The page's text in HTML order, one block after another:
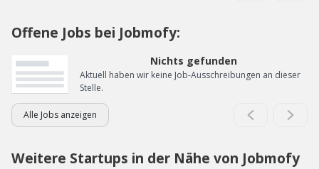
Offene Jobs bei Jobmofy:
Nichts gefunden
Aktuell haben wir keine Job-Ausschreibungen an dieser
Stelle.
Alle Jobs anzeigen
Weitere Startups in der Nähe von Jobmofy